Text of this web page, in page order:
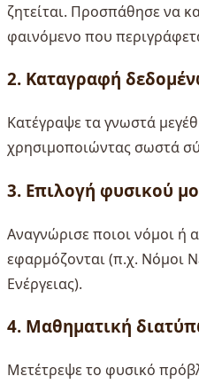
ζητείται. Προσπάθησε να
φαινόμενο που
2. Καταγραφή
Κατέγραψε τα γνωστά
χρησιμοποιώντας σωστά
3. Επιλογή φυσικού
Αναγνώρισε ποιοι νόμοι ή
εφαρμόζονται (π.χ. Νόμοι
Ενέργειας).
4. Μαθηματική
Μετέτρεψε το φυσικό